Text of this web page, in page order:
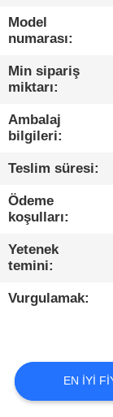
FABRIKA
KALITE
ILETIŞIME
GEÇIN
SOHBET
ET
Model
numarası:
Min sipariş
miktarı:
Ambalaj
bilgileri:
Teslim süresi:
Ödeme
koşulları:
Yetenek
temini:
Vurgulamak:
EN IYI